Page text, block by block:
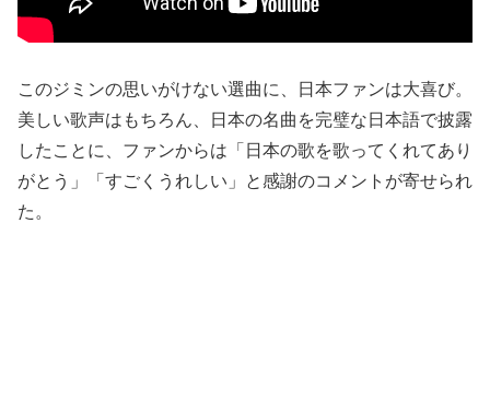
このジミンの思いがけない選曲に、日本ファンは大喜び。
美しい歌声はもちろん、日本の名曲を完璧な日本語で披露
したことに、ファンからは「日本の歌を歌ってくれてあり
がとう」「すごくうれしい」と感謝のコメントが寄せられ
た。